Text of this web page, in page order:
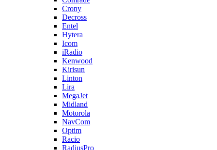
Crony
Decross
Entel
Hytera
Icom
iRadio
Kenwood
Kirisun
Linton
Lira
MegaJet
Midland
Motorola
NavCom
Optim
Racio
RadiusPro